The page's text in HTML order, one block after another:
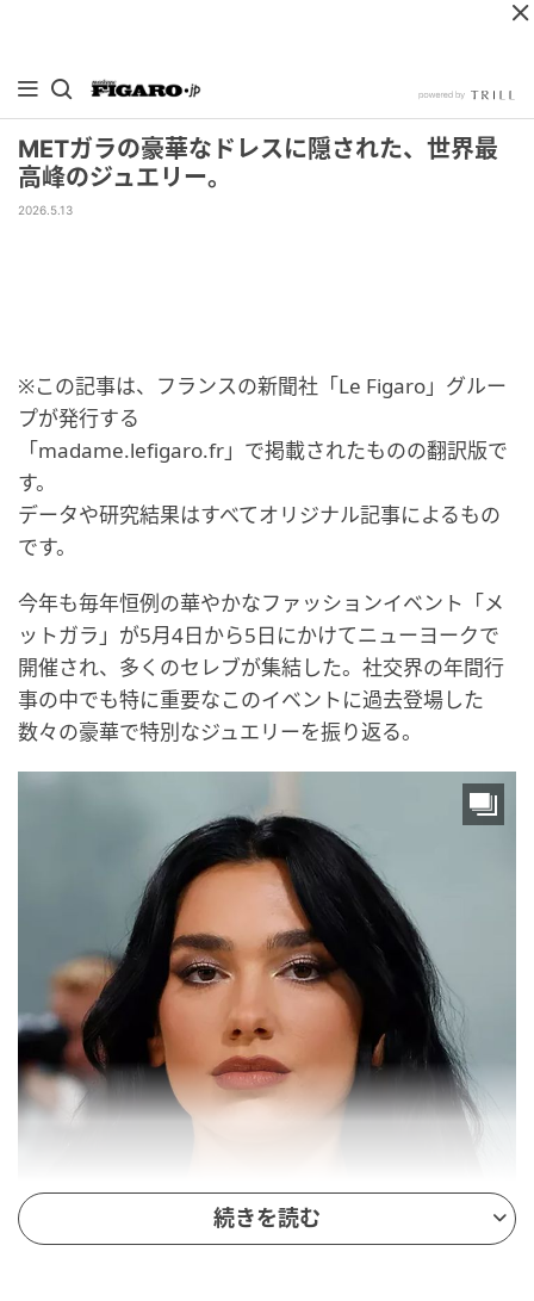
METガラの豪華なドレスに隠された、世界最
高峰のジュエリー。
2026.5.13
※この記事は、フランスの新聞社「Le Figaro」グルー
プが発行する
「madame.lefigaro.fr」で掲載されたものの翻訳版で
す。
データや研究結果はすべてオリジナル記事によるもの
です。
今年も毎年恒例の華やかなファッションイベント「メ
ットガラ」が5月4日から5日にかけてニューヨークで
開催され、多くのセレブが集結した。社交界の年間行
事の中でも特に重要なこのイベントに過去登場した
数々の豪華で特別なジュエリーを振り返る。
続きを読む